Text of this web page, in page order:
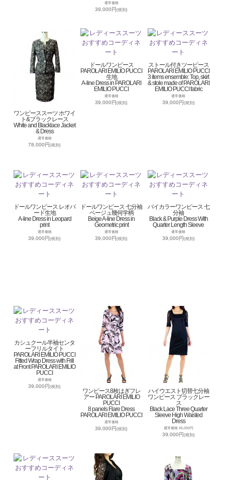
通常価格
39,000円(税別)
ワンピーススーツ ホワイ
ト&ブラックレース
White and Blacklace Jacket
& Dress
通常価格
78,000円(税別)
ドールワンピース
PAROLARI EMILIO PUCCI
生地
A-line Dress in PAROLARI
EMILIO PUCCI
通常価格
39,000円(税別)
ストール付きツーピース
PAROLARI EMILIO PUCCI
3 items ensemble: Top, skirt
& stole made of PAROLARI
EMILIO PUCCI fabric
通常価格
39,000円(税別)
ドールワンピース レオパ
ード生地
A-line Dress in Leopard
print
通常価格
39,000円(税別)
ドールワンピース 七分袖
ベージュ幾何学柄
Beige A-line Dress in
Geometric print
通常価格
39,000円(税別)
バイカラーワンピース 七
分袖
Black & Purple Dress With
Quarter Length Sleeve
通常価格
39,000円(税別)
カシュクール半袖センタ
ーフリルタイト
PAROLARI EMILIO PUCCI
Fitted Wrap Dress with Frill
at Front PAROLARI EMILIO
PUCCI
通常価格
39,000円(税別)
ワンピース8枚はぎフレ
アー PAROLARI EMILIO
PUCCI
8 panels Flare Dress
PAROLARI EMILIO PUCCI
通常価格
39,000円(税別)
ハイウエスト切替七分袖
ワンピース ブラックレー
ス
Black Lace Three Quarter
Sleeve High Waisted
Dress
通常価格 45,000円
39,000円(税別)